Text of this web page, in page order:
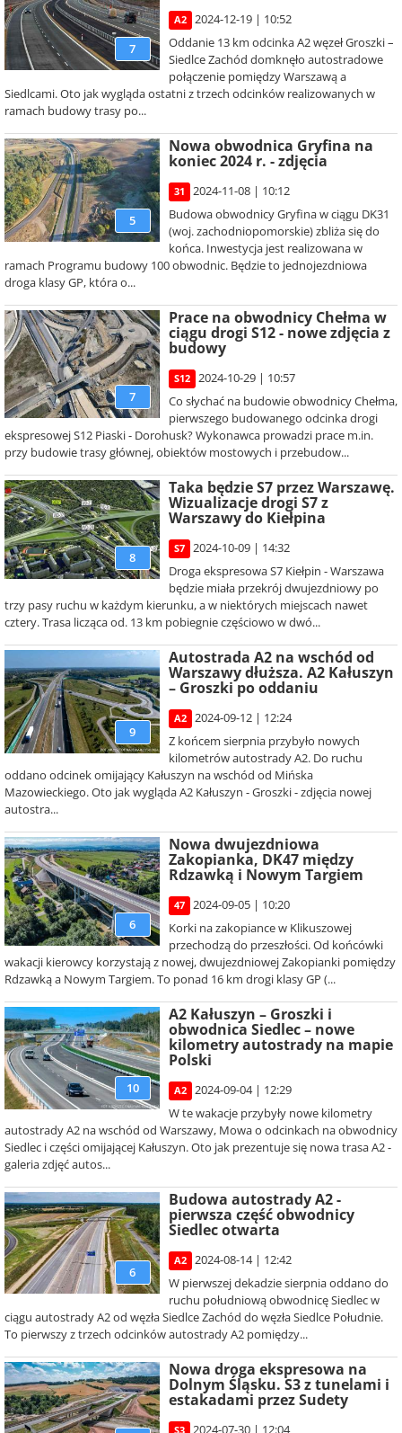
7
A2
2024-12-19 | 10:52
Oddanie 13 km odcinka A2 węzeł Groszki –
Siedlce Zachód domknęło autostradowe
połączenie pomiędzy Warszawą a
Siedlcami. Oto jak wygląda ostatni z trzech odcinków realizowanych w
ramach budowy trasy po...
5
Nowa obwodnica Gryfina na
koniec 2024 r. - zdjęcia
31
2024-11-08 | 10:12
Budowa obwodnicy Gryfina w ciągu DK31
(woj. zachodniopomorskie) zbliża się do
końca. Inwestycja jest realizowana w
ramach Programu budowy 100 obwodnic. Będzie to jednojezdniowa
droga klasy GP, która o...
7
Prace na obwodnicy Chełma w
ciągu drogi S12 - nowe zdjęcia z
budowy
S12
2024-10-29 | 10:57
Co słychać na budowie obwodnicy Chełma,
pierwszego budowanego odcinka drogi
ekspresowej S12 Piaski - Dorohusk? Wykonawca prowadzi prace m.in.
przy budowie trasy głównej, obiektów mostowych i przebudow...
8
Taka będzie S7 przez Warszawę.
Wizualizacje drogi S7 z
Warszawy do Kiełpina
S7
2024-10-09 | 14:32
Droga ekspresowa S7 Kiełpin - Warszawa
będzie miała przekrój dwujezdniowy po
trzy pasy ruchu w każdym kierunku, a w niektórych miejscach nawet
cztery. Trasa licząca od. 13 km pobiegnie częściowo w dwó...
9
Autostrada A2 na wschód od
Warszawy dłuższa. A2 Kałuszyn
– Groszki po oddaniu
A2
2024-09-12 | 12:24
Z końcem sierpnia przybyło nowych
kilometrów autostrady A2. Do ruchu
oddano odcinek omijający Kałuszyn na wschód od Mińska
Mazowieckiego. Oto jak wygląda A2 Kałuszyn - Groszki - zdjęcia nowej
autostra...
6
Nowa dwujezdniowa
Zakopianka, DK47 między
Rdzawką i Nowym Targiem
47
2024-09-05 | 10:20
Korki na zakopiance w Klikuszowej
przechodzą do przeszłości. Od końcówki
wakacji kierowcy korzystają z nowej, dwujezdniowej Zakopianki pomiędzy
Rdzawką a Nowym Targiem. To ponad 16 km drogi klasy GP (...
10
A2 Kałuszyn – Groszki i
obwodnica Siedlec – nowe
kilometry autostrady na mapie
Polski
A2
2024-09-04 | 12:29
W te wakacje przybyły nowe kilometry
autostrady A2 na wschód od Warszawy, Mowa o odcinkach na obwodnicy
Siedlec i części omijającej Kałuszyn. Oto jak prezentuje się nowa trasa A2 -
galeria zdjęć autos...
6
Budowa autostrady A2 -
pierwsza część obwodnicy
Siedlec otwarta
A2
2024-08-14 | 12:42
W pierwszej dekadzie sierpnia oddano do
ruchu południową obwodnicę Siedlec w
ciągu autostrady A2 od węzła Siedlce Zachód do węzła Siedlce Południe.
To pierwszy z trzech odcinków autostrady A2 pomiędzy...
Nowa droga ekspresowa na
Dolnym Śląsku. S3 z tunelami i
estakadami przez Sudety
S3 2024-07-30 | 12:04